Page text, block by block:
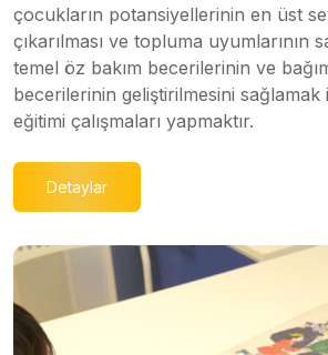
çocukların potansiyellerinin en üst
çıkarılması ve topluma uyumlarının
temel öz bakım becerilerinin ve
becerilerinin geliştirilmesini sağlamak
eğitimi çalışmaları yapmaktır.
Detaylar